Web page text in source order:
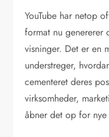
YouTube har netop
format nu
visninger. Det er en
understreger,
cementeret deres
virksomheder,
åbner det op for